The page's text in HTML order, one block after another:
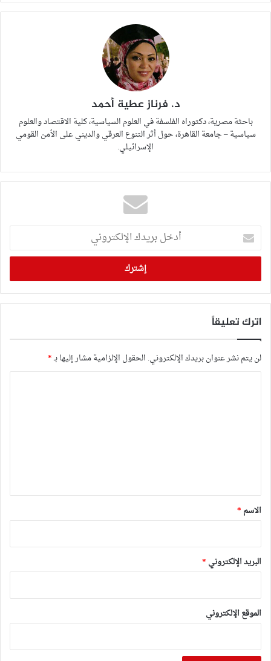
د. فرناز عطية أحمد
باحثة مصرية، دكتوراه الفلسفة في العلوم السياسية، كلية الاقتصاد والعلوم
سياسية – جامعة القاهرة، حول أثر التنوع العرقي والديني على الأمن القومي
الإسرائيلي.
أدخل
بريدك
الإلكتروني
اترك تعليقاً
لن يتم نشر عنوان بريدك الإلكتروني. الحقول الإلزامية مشار إليها بـ*
*
الاسم *
البريد الإلكتروني *
الموقع الإلكتروني